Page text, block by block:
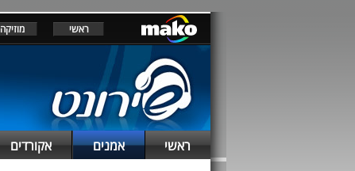
ראשי מוזיקה
ראשי אמנים אקורדים